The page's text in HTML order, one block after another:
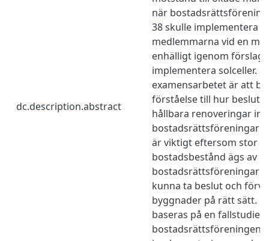
dc.description.abstract
när
38 skulle implementera
medlemmarna​ vid en
enhälligt igenom
implementera solceller.
examensarbetet är att
förståelse till hur
hållbara renoveringar
bostadsrättsföreningar
är viktigt eftersom stor
bostadsbestånd ägs av
bostadsrättsföreningar
kunna ta beslut och
byggnader på rätt sätt.
baseras på en fallstudie
bostadsrättsföreningen